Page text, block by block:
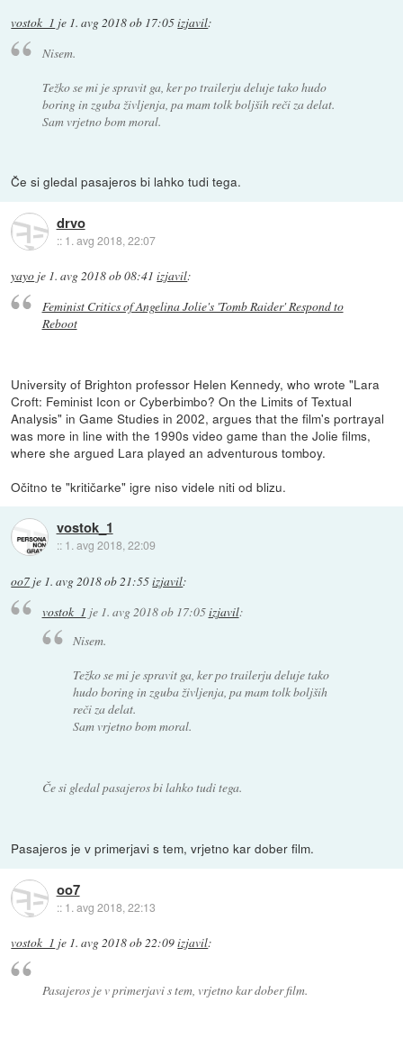
vostok_1 je 1. avg 2018 ob 17:05izjavil:
Nisem.
Težko se mi je spravit ga, ker po trailerju deluje tako hudo
boring in zguba življenja, pa mam tolk boljših reči za delat.
Sam vrjetno bom moral.
Če si gledal pasajeros bi lahko tudi tega.
drvo
:: 1. avg 2018, 22:07
yayo je 1. avg 2018 ob 08:41 izjavil:
Feminist Critics of Angelina Jolie's 'Tomb Raider' Respond to
Reboot
University of Brighton professor Helen Kennedy, who wrote "Lara
Croft: Feminist Icon or Cyberbimbo? On the Limits of Textual
Analysis" in Game Studies in 2002, argues that the film's portrayal
was more in line with the 1990s video game than the Jolie films,
where she argued Lara played an adventurous tomboy.
Očitno te "kritičarke" igre niso videle niti od blizu.
vostok_1
:: 1. avg 2018, 22:09
oo7 je 1. avg 2018 ob 21:55izjavil:
vostok_1 je 1. avg 2018 ob 17:05izjavil:
Nisem.
Težko se mi je spravit ga, ker po trailerju deluje tako
hudo boring in zguba življenja, pa mam tolk boljših
reči za delat.
Sam vrjetno bom moral.
Če si gledal pasajeros bi lahko tudi tega.
Pasajeros je v primerjavi s tem, vrjetno kar dober film.
oo7
:: 1. avg 2018, 22:13
vostok_1 je 1. avg 2018 ob 22:09izjavil:
Pasajeros je v primerjavi s tem, vrjetno kar dober film.